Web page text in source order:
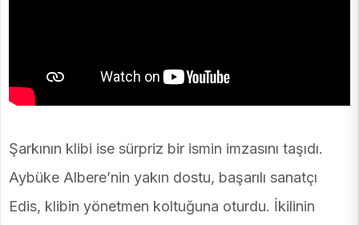
Şarkının klibi ise sürpriz bir ismin imzasını taşıdı.
Aybüke Albere’nin yakın dostu, başarılı sanatçı
Edis, klibin yönetmen koltuğuna oturdu. İkilinin